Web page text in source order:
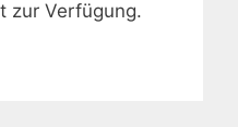
zur Verfügung.